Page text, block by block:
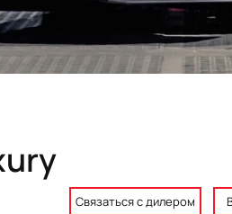
Связаться с дилером